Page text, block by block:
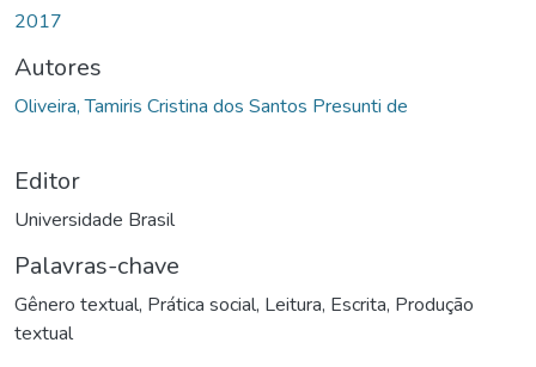
2017
Autores
Oliveira, Tamiris Cristina dos Santos Presunti de
Editor
Universidade Brasil
Palavras-chave
Gênero textual, Prática social, Leitura, Escrita, Produção
textual